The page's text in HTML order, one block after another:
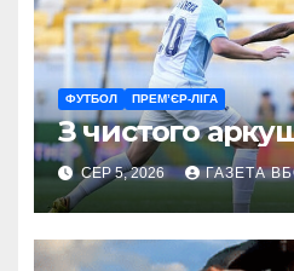
ФУТБОЛ ПРЕМ’ЄР-ЛІГА
З чистого
СЕР 5, 2026 ГАЗЕТА